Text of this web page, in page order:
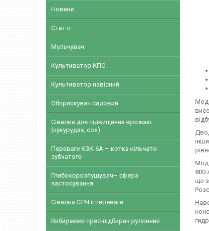
800
що
Новини
Статті
Мульчувач
Культиватор КПС
Культиватор навісний
Обприскувач садовий
Сівалка для підвищення врожаю
(кукурудза, соя)
Переваги КЗК-6А – котка кільчато-
зубчатого
Глибокорозпушувач– сфера
застосування
Сівалка СПЧ її переваги
Вибираємо прес-підбирач рулонний